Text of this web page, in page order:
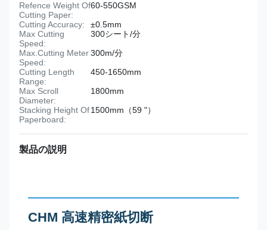
Refence Weight Of
Cutting Paper:
60-550GSM
Cutting Accuracy:
±0.5mm
Max Cutting
Speed:
300シート/分
Max.Cutting Meter
Speed:
300m/分
Cutting Length
Range:
450-1650mm
Max Scroll
Diameter:
1800mm
Stacking Height Of
Paperboard:
1500mm（59 "）
製品の説明
CHM 高速精密紙切断